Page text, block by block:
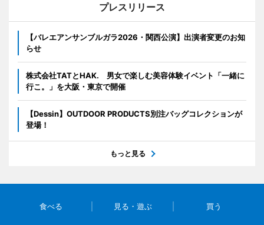
プレスリリース
【バレエアンサンブルガラ2026・関西公演】出演者変更のお知
らせ
株式会社TATとHAK. 男女で楽しむ美容体験イベント「一緒に
行こ。」を大阪・東京で開催
【Dessin】OUTDOOR PRODUCTS別注バッグコレクションが
登場！
もっと見る
食べる 見る・遊ぶ 買う